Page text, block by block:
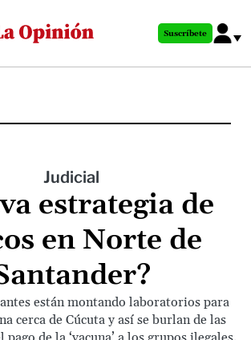
al
principal
Suscríbete
Judicial
estrategia de
en Norte de
están montando laboratorios para
cerca de Cúcuta y así se burlan de las